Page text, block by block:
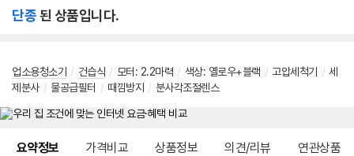
단종된 상품입니다.
업소용청소기 / 건습식 / 모터: 2.2마력 / 색상: 옐로우+블랙 / 고압세척기 / 세
제분사 / 물공급필터 / 때낌방지 / 분사각조절렌스
요약정보 가격비교 상품정보 의견/리뷰 연관상품